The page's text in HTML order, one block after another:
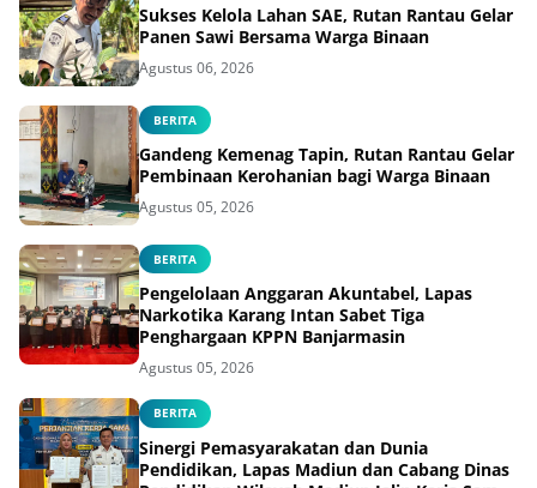
Sukses Kelola Lahan SAE, Rutan Rantau Gelar
Panen Sawi Bersama Warga Binaan
Agustus 06, 2026
BERITA
Gandeng Kemenag Tapin, Rutan Rantau Gelar
Pembinaan Kerohanian bagi Warga Binaan
Agustus 05, 2026
BERITA
Pengelolaan Anggaran Akuntabel, Lapas
Narkotika Karang Intan Sabet Tiga
Penghargaan KPPN Banjarmasin
Agustus 05, 2026
BERITA
Sinergi Pemasyarakatan dan Dunia
Pendidikan, Lapas Madiun dan Cabang Dinas